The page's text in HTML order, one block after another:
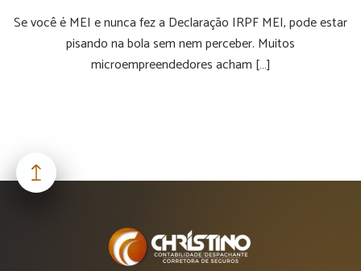
Se você é MEI e nunca fez a Declaração IRPF MEI, pode estar
pisando na bola sem nem perceber. Muitos
microempreendedores acham […]